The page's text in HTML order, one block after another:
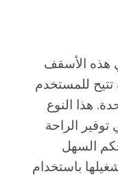
هذه الأسقف
تتيح للمستخدم
هذا النوع
الراحة
السهل
باستخدام